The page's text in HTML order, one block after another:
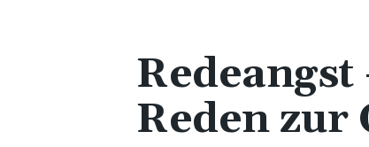
Reden zur